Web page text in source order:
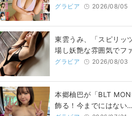
グラビア 2026/08/05
東雲うみ、「スピリッ
場し妖艶な雰囲気でフ
グラビア 2026/08/03
本郷柚巴が「BLT
飾る！今までにはない…